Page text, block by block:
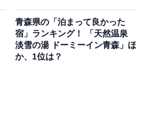
青森県の「泊まって良かった
宿」ランキング！ 「天然温泉
淡雪の湯 ドーミーイン青森」ほ
か、1位は？